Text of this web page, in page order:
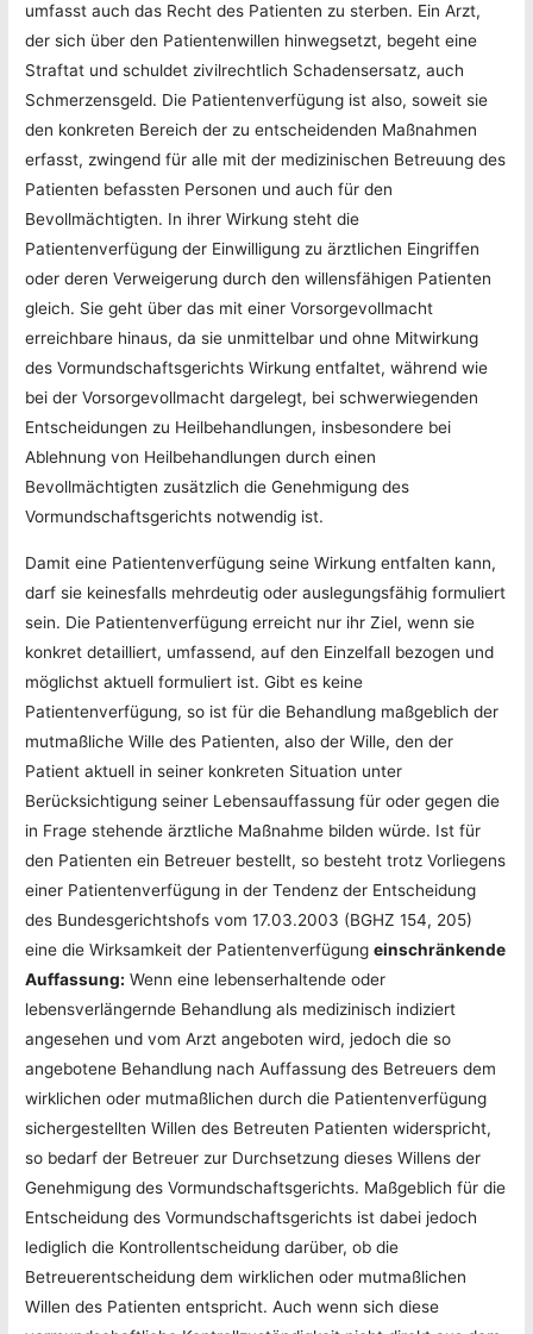
umfasst auch das Recht des Patienten zu sterben. Ein Arzt,
der sich über den Patientenwillen hinwegsetzt, begeht eine
Straftat und schuldet zivilrechtlich Schadensersatz, auch
Schmerzensgeld. Die Patientenverfügung ist also, soweit sie
den konkreten Bereich der zu entscheidenden Maßnahmen
erfasst, zwingend für alle mit der medizinischen Betreuung des
Patienten befassten Personen und auch für den
Bevollmächtigten. In ihrer Wirkung steht die
Patientenverfügung der Einwilligung zu ärztlichen Eingriffen
oder deren Verweigerung durch den willensfähigen Patienten
gleich. Sie geht über das mit einer Vorsorgevollmacht
erreichbare hinaus, da sie unmittelbar und ohne Mitwirkung
des Vormundschaftsgerichts Wirkung entfaltet, während wie
bei der Vorsorgevollmacht dargelegt, bei schwerwiegenden
Entscheidungen zu Heilbehandlungen, insbesondere bei
Ablehnung von Heilbehandlungen durch einen
Bevollmächtigten zusätzlich die Genehmigung des
Vormundschaftsgerichts notwendig ist.
Damit eine Patientenverfügung seine Wirkung entfalten kann,
darf sie keinesfalls mehrdeutig oder auslegungsfähig formuliert
sein. Die Patientenverfügung erreicht nur ihr Ziel, wenn sie
konkret detailliert, umfassend, auf den Einzelfall bezogen und
möglichst aktuell formuliert ist. Gibt es keine
Patientenverfügung, so ist für die Behandlung maßgeblich der
mutmaßliche Wille des Patienten, also der Wille, den der
Patient aktuell in seiner konkreten Situation unter
Berücksichtigung seiner Lebensauffassung für oder gegen die
in Frage stehende ärztliche Maßnahme bilden würde. Ist für
den Patienten ein Betreuer bestellt, so besteht trotz Vorliegens
einer Patientenverfügung in der Tendenz der Entscheidung
des Bundesgerichtshofs vom 17.03.2003 (BGHZ 154, 205)
eine die Wirksamkeit der Patientenverfügungeinschränkende
Auffassung: Wenn eine lebenserhaltende oder
lebensverlängernde Behandlung als medizinisch indiziert
angesehen und vom Arzt angeboten wird, jedoch die so
angebotene Behandlung nach Auffassung des Betreuers dem
wirklichen oder mutmaßlichen durch die Patientenverfügung
sichergestellten Willen des Betreuten Patienten widerspricht,
so bedarf der Betreuer zur Durchsetzung dieses Willens der
Genehmigung des Vormundschaftsgerichts. Maßgeblich für die
Entscheidung des Vormundschaftsgerichts ist dabei jedoch
lediglich die Kontrollentscheidung darüber, ob die
Betreuerentscheidung dem wirklichen oder mutmaßlichen
Willen des Patienten entspricht. Auch wenn sich diese